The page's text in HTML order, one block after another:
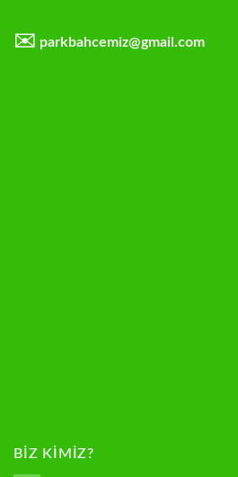
✉️ parkbahcemiz@gmail.com
BIZ KIMIZ?